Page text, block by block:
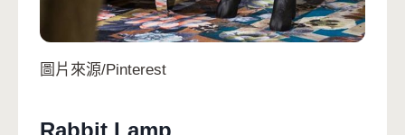
圖片來源/Pinterest
Rabbit Lamp